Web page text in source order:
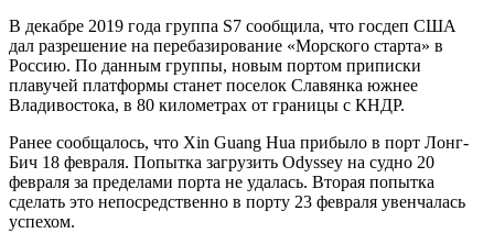
В декабре 2019 года группа S7 сообщила, что госдеп США
дал разрешение на перебазирование «Морского старта» в
Россию. По данным группы, новым портом приписки
плавучей платформы станет поселок Славянка южнее
Владивостока, в 80 километрах от границы с КНДР.
Ранее сообщалось, что Xin Guang Hua прибыло в порт Лонг-
Бич 18 февраля. Попытка загрузить Odyssey на судно 20
февраля за пределами порта не удалась. Вторая попытка
сделать это непосредственно в порту 23 февраля увенчалась
успехом.